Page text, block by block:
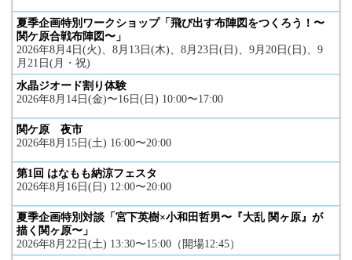
夏季企画特別ワークショップ「飛び出す布陣図をつくろう！〜
関ケ原合戦布陣図〜」
2026年8月4日(火)、8月13日(木)、8月23日(日)、9月20日(日)、9
月21日(月・祝)
水晶ジオード割り体験
2026年8月14日(金)〜16日(日) 10:00〜17:00
関ケ原 夜市
2026年8月15日(土) 16:00〜20:00
第1回 はなもも納涼フェスタ
2026年8月16日(日) 12:00〜20:00
夏季企画特別対談「宮下英樹×小和田哲男〜『大乱 関ヶ原』が
描く関ヶ原〜」
2026年8月22日(土) 13:30〜15:00（開場12:45）